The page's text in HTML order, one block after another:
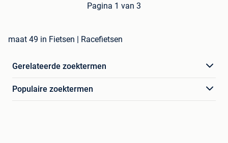
Pagina 1 van 3
maat 49 in Fietsen | Racefietsen
Gerelateerde zoektermen
Populaire zoektermen